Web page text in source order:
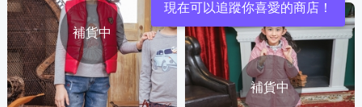
補貨中
補貨中